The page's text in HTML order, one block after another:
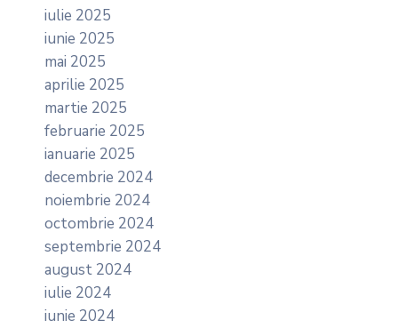
iulie 2025
iunie 2025
mai 2025
aprilie 2025
martie 2025
februarie 2025
ianuarie 2025
decembrie 2024
noiembrie 2024
octombrie 2024
septembrie 2024
august 2024
iulie 2024
iunie 2024